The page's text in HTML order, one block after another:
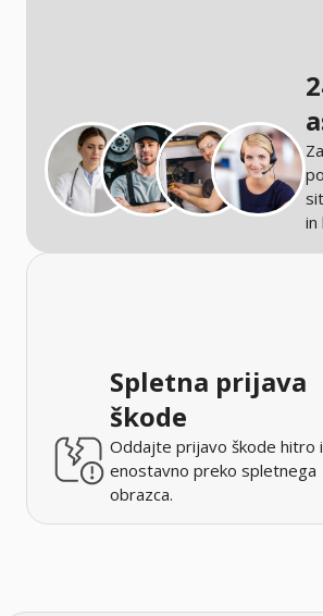
in
Spletna prijava
škode
Oddajte prijavo škode hitro
enostavno preko spletnega
obrazca.